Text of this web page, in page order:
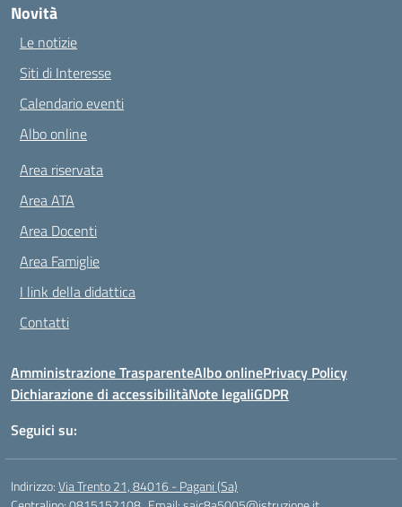
Novità
Le notizie
Siti di Interesse
Calendario eventi
Albo online
Area riservata
Area ATA
Area Docenti
Area Famiglie
I link della didattica
Contatti
Amministrazione TrasparenteAlbo onlinePrivacy Policy
Dichiarazione di accessibilitàNote legaliGDPR
Seguici su:
Indirizzo:Via Trento 21, 84016 - Pagani (Sa)